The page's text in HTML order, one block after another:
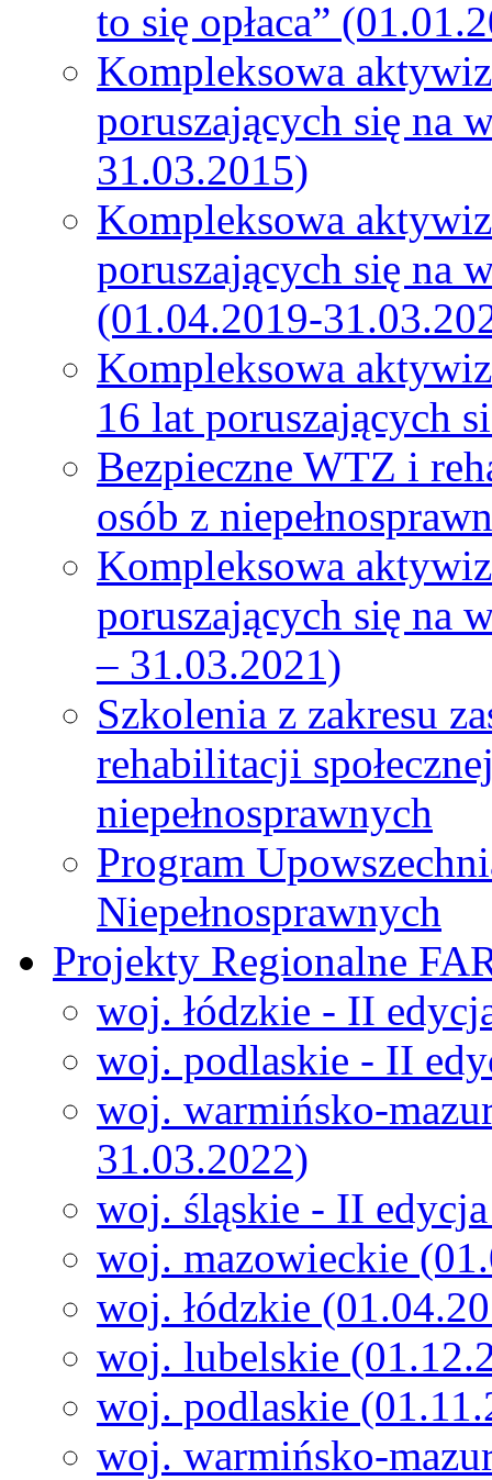
to się opłaca”
Kompleksowa
poruszających się na
31.03.2015)
Kompleksowa
poruszających się na
(01.04.2019-
Kompleksowa
16 lat poruszających
Bezpieczne WTZ i
osób z
Kompleksowa
poruszających się na
– 31.03.2021)
Szkolenia z zakresu
rehabilitacji
niepełnosprawnych
Program
Niepełnosprawnych
Projekty Regionalne
woj. łódzkie - II
woj. podlaskie - II
woj. warmińsko-
31.03.2022)
woj. śląskie - II
woj. mazowieckie
woj. łódzkie
woj. lubelskie
woj. podlaskie
woj. warmińsko-